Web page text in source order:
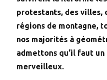
protestants, des villes,
régions de montagne,
nos majorités à
admettons qu’il faut
merveilleux.